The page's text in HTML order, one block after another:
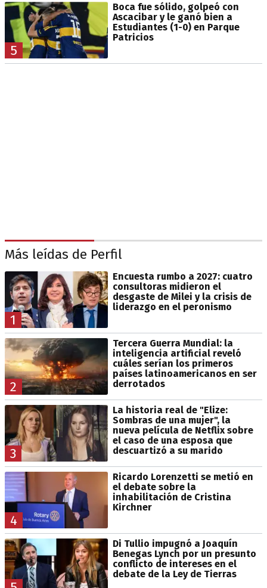
5
Boca fue sólido, golpeó con
Ascacibar y le ganó bien a
Estudiantes (1-0) en Parque
Patricios
Más leídas de Perfil
1
Encuesta rumbo a 2027: cuatro
consultoras midieron el
desgaste de Milei y la crisis de
liderazgo en el peronismo
2
Tercera Guerra Mundial: la
inteligencia artificial reveló
cuáles serían los primeros
países latinoamericanos en ser
derrotados
3
La historia real de "Elize:
Sombras de una mujer", la
nueva película de Netflix sobre
el caso de una esposa que
descuartizó a su marido
4
Ricardo Lorenzetti se metió en
el debate sobre la
inhabilitación de Cristina
Kirchner
Di Tullio impugnó a Joaquín
Benegas Lynch por un presunto
conflicto de intereses en el
debate de la Ley de Tierras